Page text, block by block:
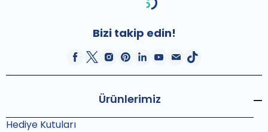
Bizi takip edin!
Ürünlerimiz
Hediye Kutuları